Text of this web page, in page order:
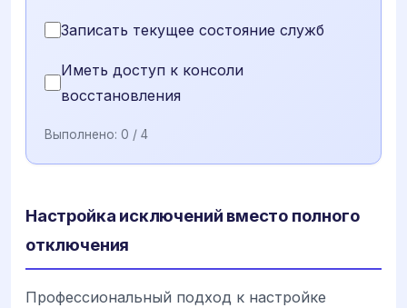
Записать текущее состояние служб
Иметь доступ к консоли
восстановления
Выполнено: 0 / 4
Настройка исключений вместо полного
отключения
Профессиональный подход к настройке